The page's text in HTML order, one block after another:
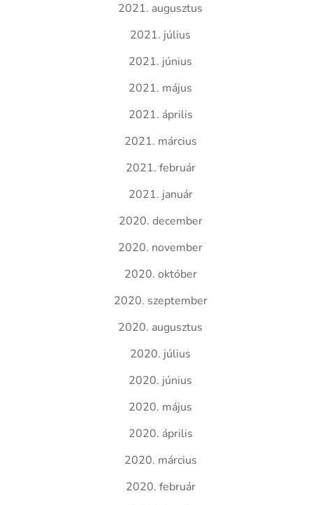
2021. augusztus
2021. július
2021. június
2021. május
2021. április
2021. március
2021. február
2021. január
2020. december
2020. november
2020. október
2020. szeptember
2020. augusztus
2020. július
2020. június
2020. május
2020. április
2020. március
2020. február